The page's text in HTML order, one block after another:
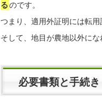
るのです。
つまり、適用外証明には転用
そして、地目が農地以外にな
必要書類と手続き